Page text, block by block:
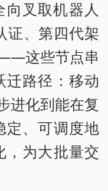
叉取机器人
证、第四代架
这些节点串
迁路径：移动
进化到能在复
定、可调度地
，为大批量交